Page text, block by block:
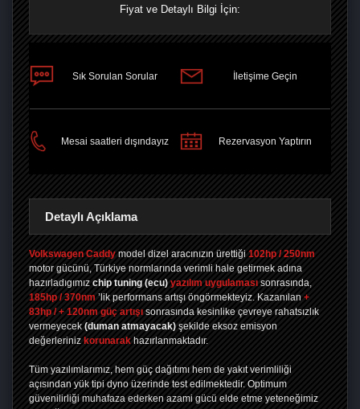
Fiyat ve Detaylı Bilgi İçin:
Sık Sorulan Sorular İletişime Geçin
Mesai saatleri dışındayız Rezervasyon Yaptırın
Detaylı Açıklama
Volkswagen Caddy model dizel aracınızın ürettiği 102hp / 250nm
motor gücünü, Türkiye normlarında verimli hale getirmek adına
hazırladıgımız chip tuning (ecu) yazılım uygulaması sonrasında,
185hp / 370nm ’lik performans artışı öngörmekteyiz. Kazanılan +
83hp / + 120nm güç artışı sonrasında kesinlike çevreye rahatsızlık
vermeyecek (duman atmayacak) şekilde eksoz emisyon
değerleriniz korunarak hazırlanmaktadır.
Tüm yazılımlarımız, hem güç dağıtımı hem de yakıt verimliliği
açısından yük tipi dyno üzerinde test edilmektedir. Optimum
güvenilirliği muhafaza ederken azami gücü elde etme yeteneğimiz